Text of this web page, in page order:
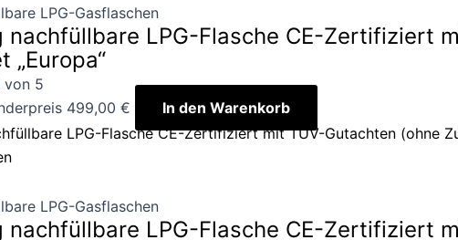
LPG-Gasflaschen
nachfüllbare LPG-Flasche CE-Zertifiziert
„Europa“
von 5
499,00 €
In den Warenkorb
LPG-Gasflaschen
nachfüllbare LPG-Flasche CE-Zertifiziert